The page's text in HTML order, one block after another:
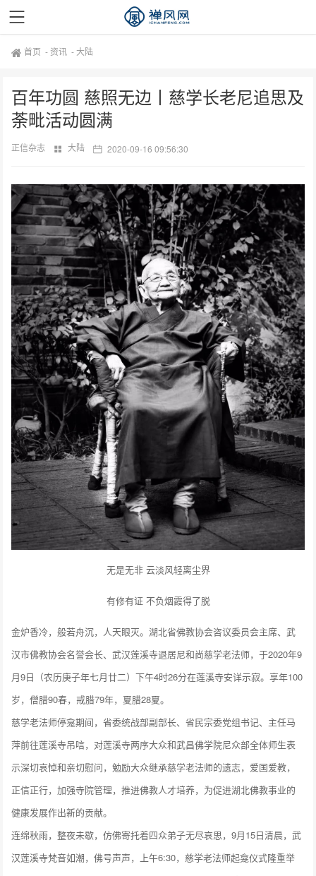
首页 - 资讯 -大陆
百年功圆 慈照无边丨慈学长老尼追思及
荼毗活动圆满
正信杂志 大陆 2020-09-16 09:56:30
无是无非 云淡风轻离尘界
有修有证 不负烟霞得了脱
金炉香冷，般若舟沉，人天眼灭。湖北省佛教协会咨议委员会主席、武
汉市佛教协会名誉会长、武汉莲溪寺退居尼和尚慈学老法师，于2020年9
月9日（农历庚子年七月廿二）下午4时26分在莲溪寺安详示寂。享年100
岁，僧腊90春，戒腊79年，夏腊28夏。
慈学老法师停龛期间，省委统战部副部长、省民宗委党组书记、主任马
萍前往莲溪寺吊唁，对莲溪寺两序大众和武昌佛学院尼众部全体师生表
示深切哀悼和亲切慰问，勉励大众继承慈学老法师的遗志，爱国爱教，
正信正行，加强寺院管理，推进佛教人才培养，为促进湖北佛教事业的
健康发展作出新的贡献。
连绵秋雨，整夜未歇，仿佛寄托着四众弟子无尽哀思，9月15日清晨，武
汉莲溪寺梵音如潮，佛号声声，上午6:30，慈学老法师起龛仪式隆重举